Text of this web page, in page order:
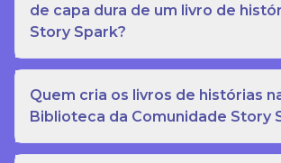
de capa dura de um livro de
Story Spark?
Quem cria os livros de histórias
Biblioteca da Comunidade Story